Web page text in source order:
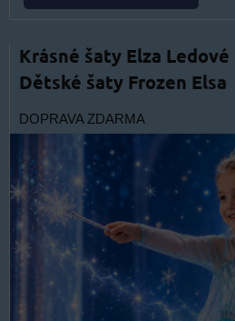
Krásné šaty Elza
Dětské šaty Frozen Elsa
DOPRAVA ZDARMA